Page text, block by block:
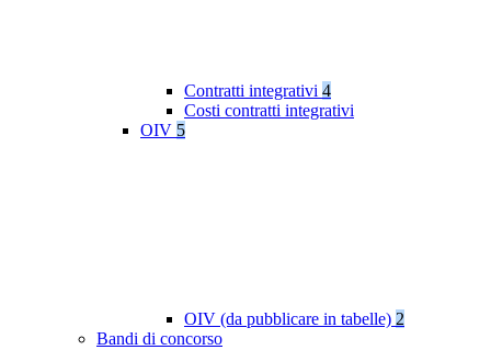
Contratti integrativi 4
Costi contratti integrativi
OIV 5
OIV (da pubblicare in tabelle) 2
Bandi di concorso